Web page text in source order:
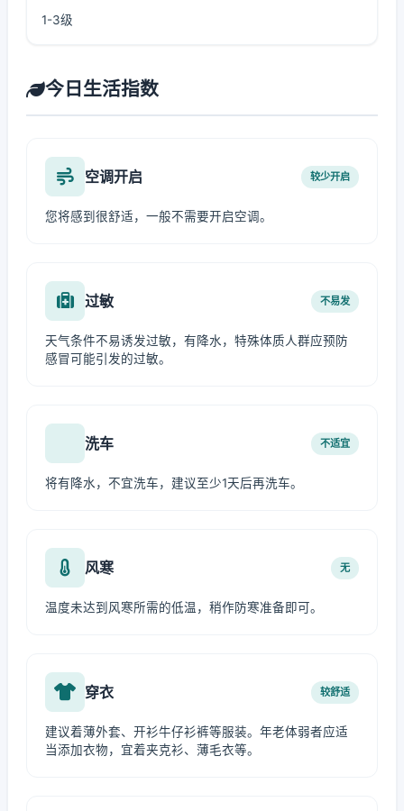
1-3级
今日生活指数
空调开启 较少开启
您将感到很舒适，一般不需要开启空调。
过敏 不易发
天气条件不易诱发过敏，有降水，特殊体质人群应预防
感冒可能引发的过敏。
洗车 不适宜
将有降水，不宜洗车，建议至少1天后再洗车。
风寒 无
温度未达到风寒所需的低温，稍作防寒准备即可。
穿衣 较舒适
建议着薄外套、开衫牛仔衫裤等服装。年老体弱者应适
当添加衣物，宜着夹克衫、薄毛衣等。